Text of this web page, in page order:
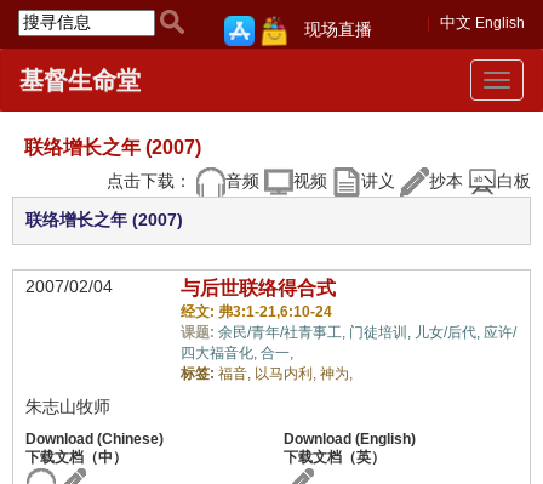
中文 English
现场直播
Toggle
基督生命堂
联络增长之年 (2007)
点击下载： 音频 视频 讲义 抄本 白板
联络增长之年 (2007)
2007/02/04 与后世联络得合式
经文: 弗3:1-21,6:10-24
课题: 余民/青年/社青事工, 门徒培训, 儿女/后代, 应许/
四大福音化, 合一,
标签: 福音, 以马内利, 神为,
朱志山牧师